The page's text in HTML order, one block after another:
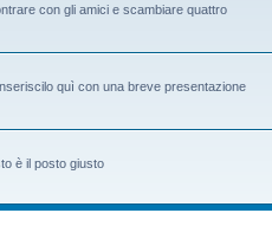
con gli amici e scambiare quattro
quì con una breve presentazione
è il posto giusto